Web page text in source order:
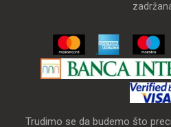
Trudimo se da budemo što